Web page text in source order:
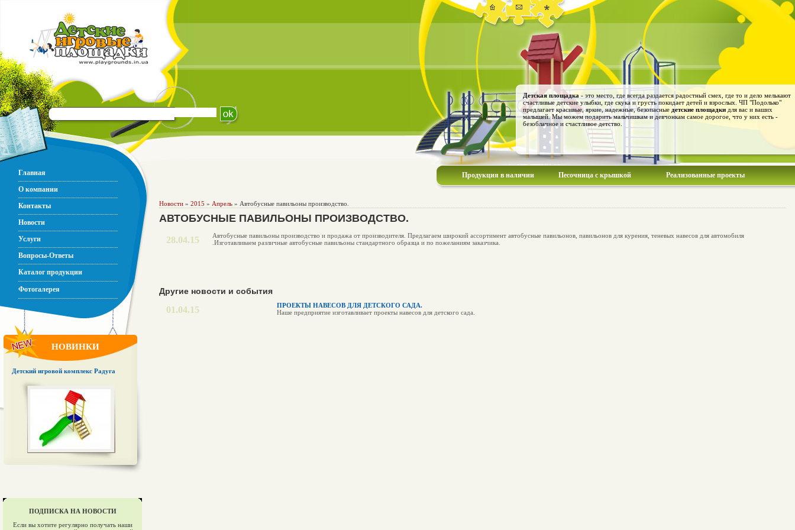
Детская площадка - это место, где всегда раздается радостный смех, где то и дело мелькают
счастливые детские улыбки, где скука и грусть покидает детей и взрослых. ЧП "Подолько"
предлагает красивые, яркие, надежные, безопасные детские площадки для вас и ваших
малышей. Мы можем подарить мальчишкам и девчонкам самое дорогое, что у них есть -
безоблачное и счастливое детство.
Главная
О компании
Контакты
Новости
Услуги
Вопросы-Ответы
Каталог продукции
Фотогалерея
НОВИНКИ
Детский игровой комплекс Радуга
ПОДПИСКА НА НОВОСТИ
Если вы хотите регулярно получать наши
Продукция в наличии Песочница с крышкой Реализованные проекты
Новости » 2015 » Апрель » Автобусные павильоны производство.
АВТОБУСНЫЕ ПАВИЛЬОНЫ ПРОИЗВОДСТВО.
28.04.15
Автобусные павильоны производство и продажа от производителя. Предлагаем широкий ассортимент автобусные павильонов, павильонов для курения, теневых навесов для автомобиля
.Изготавливаем различные автобусные павильоны стандартного образца и по пожеланиям заказчика.
Другие новости и события
01.04.15
ПРОЕКТЫ НАВЕСОВ ДЛЯ ДЕТСКОГО САДА.
Наше предприятие изготавливает проекты навесов для детского сада.